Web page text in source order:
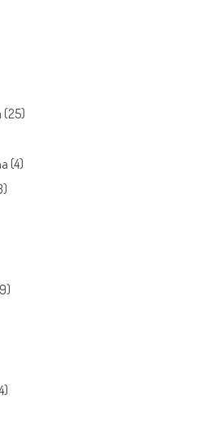
(25)
(4)